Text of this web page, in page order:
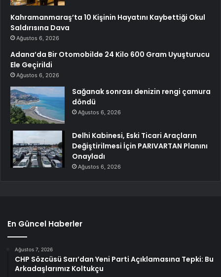
Kahramanmaraş’ta 10 Kişinin Hayatını Kaybettiği Okul
Saldırısına Dava
Ağustos 6, 2026
Adana’da Bir Otomobilde 24 Kilo 600 Gram Uyuşturucu
Ele Geçirildi
Ağustos 6, 2026
Sağanak sonrası denizin rengi çamura
döndü
Ağustos 6, 2026
Delhi Kabinesi, Eski Ticari Araçların
Değiştirilmesi İçin PARIVARTAN Planını
Onayladı
Ağustos 6, 2026
En Güncel Haberler
Ağustos 7, 2026
CHP Sözcüsü Sarı’dan Yeni Parti Açıklamasına Tepki: Bu
Arkadaşlarımız Koltukçu